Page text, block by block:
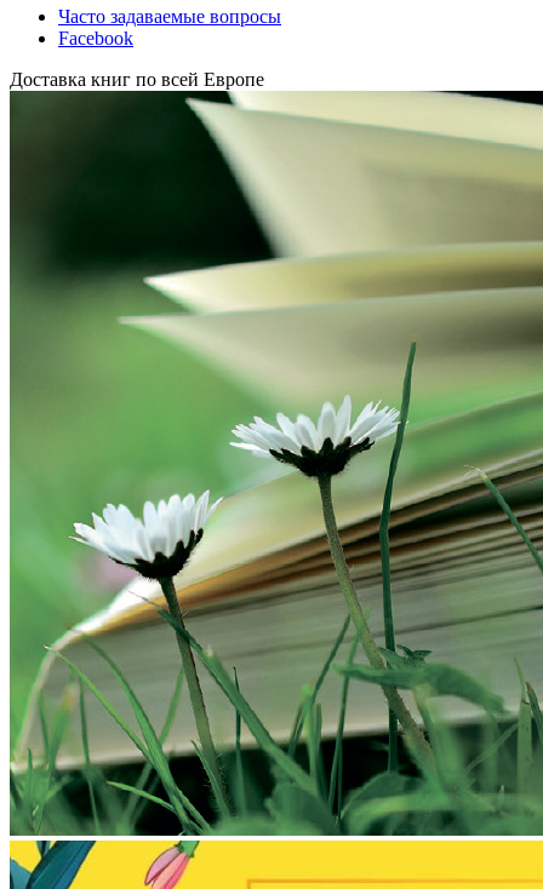
Часто задаваемые вопросы
Facebook
Доставка книг по всей Европе